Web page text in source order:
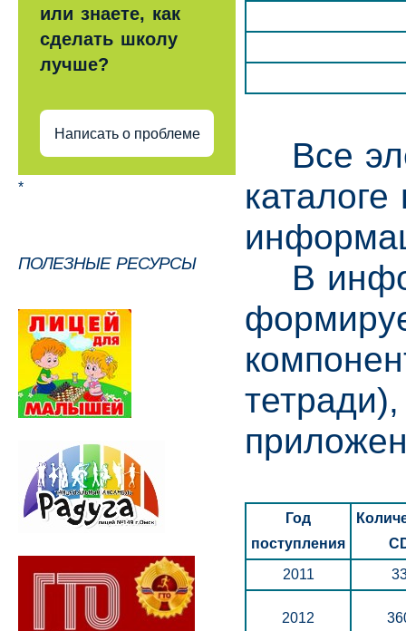
или знаете, как
сделать школу
лучше?
Написать о проблеме
*
ПОЛЕЗНЫЕ РЕСУРСЫ
Все
В
Год
поступления
2011
2012